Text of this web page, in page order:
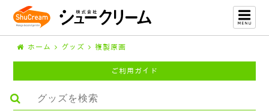
ホーム グッズ 複製原画
ご利用ガイド